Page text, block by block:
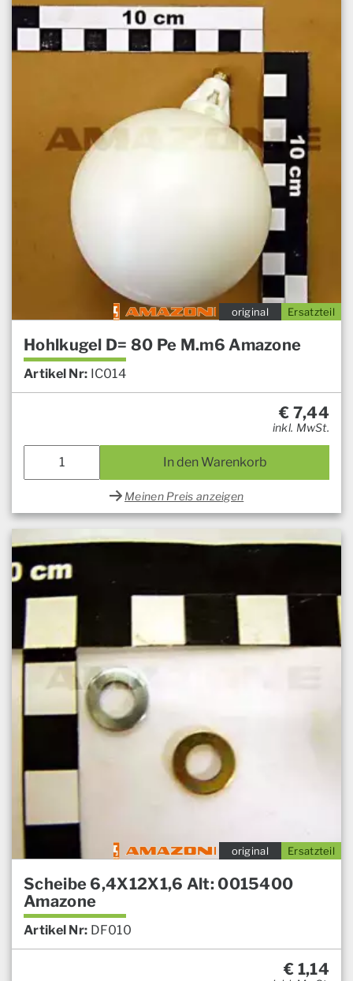
Ersatzteil
original
Hohlkugel D= 80 Pe M.m6 Amazone
Artikel Nr: IC014
€ 7,44
inkl. MwSt.
In den Warenkorb
Meinen Preis anzeigen
Ersatzteil
original
Scheibe 6,4X12X1,6 Alt: 0015400
Amazone
Artikel Nr: DF010
€ 1,14